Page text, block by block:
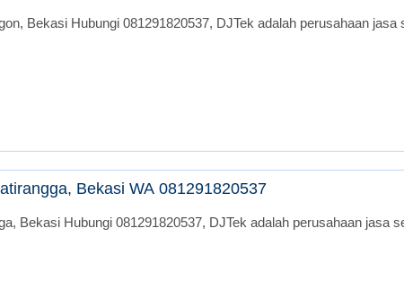
Bekasi Hubungi 081291820537, DJTek adalah perusahaan
Bekasi WA 081291820537
Bekasi Hubungi 081291820537, DJTek adalah perusahaan jasa